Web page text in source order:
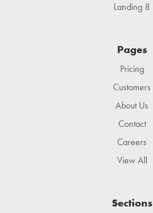
Landing 8
Pages
Pricing
Customers
About Us
Contact
Careers
View All
Sections